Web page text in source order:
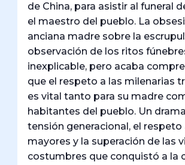
de China, para asistir al funeral
el maestro del pueblo. La
anciana madre sobre la
observación de los ritos
inexplicable, pero acaba
que el respeto a las milenarias
es vital tanto para su madre
habitantes del pueblo. Un
tensión generacional, el respeto
mayores y la superación de las
costumbres que conquistó a la